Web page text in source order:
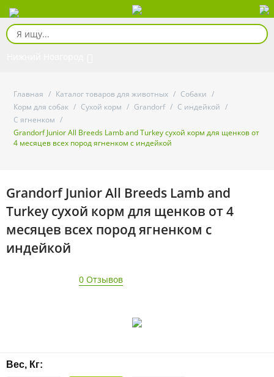
Главная / Каталог товаров для животных / Собаки /
Корм для собак / Сухой корм / Grandorf / С индейкой /
С ягненком /
Grandorf Junior All Breeds Lamb and Turkey сухой корм для щенков от
4 месяцев всех пород ягненком с индейкой
Grandorf Junior All Breeds Lamb and
Turkey сухой корм для щенков от 4
месяцев всех пород ягненком с
индейкой
0 Отзывов
Вес, Кг: